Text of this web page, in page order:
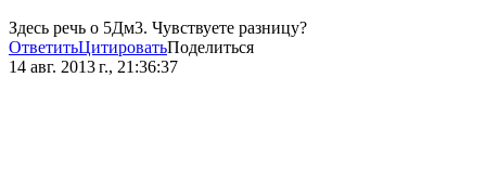
Здесь речь о 5Дм3. Чувствуете разницу?
ОтветитьЦитироватьПоделиться
14 авг. 2013 г., 21:36:37